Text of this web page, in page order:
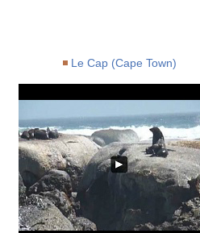
Le Cap (Cape Town)